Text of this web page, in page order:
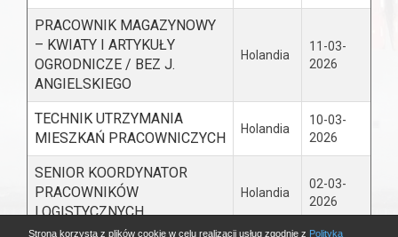
Strona korzysta z plików cookie w celu realizacji usług zgodnie z Polityką
PRACOWNIK MAGAZYNOWY
– KWIATY I ARTYKUŁY
OGRODNICZE / BEZ J.
ANGIELSKIEGO
Holandia
11-03-
2026
TECHNIK UTRZYMANIA
MIESZKAŃ PRACOWNICZYCH
Holandia
10-03-
2026
SENIOR KOORDYNATOR
PRACOWNIKÓW
LOGISTYCZNYCH
Holandia
02-03-
2026